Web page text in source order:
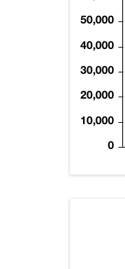
0
10,000
20,000
30,000
40,000
50,000